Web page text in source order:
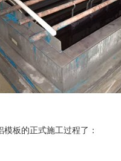
模板的正式施工过程了：